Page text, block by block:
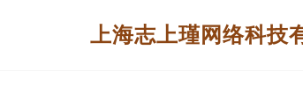
上海志上瑾网络科技